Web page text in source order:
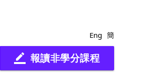
Eng 簡
border_color 報讀非學分課程